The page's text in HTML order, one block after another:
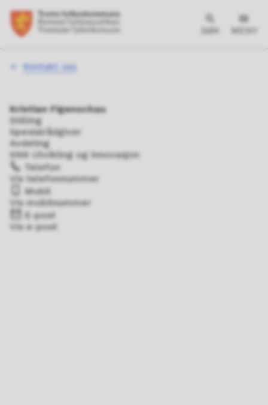
SØK MENY
Du
Kontakt oss
Kristian Figenschau
Stilling
Spesialrådgiver
Avdeling
SNK Utvikling og innovasjon
Telefon
Vis telefonnummer
Mobil
Vis mobilnummer
E-post
Vis e-post